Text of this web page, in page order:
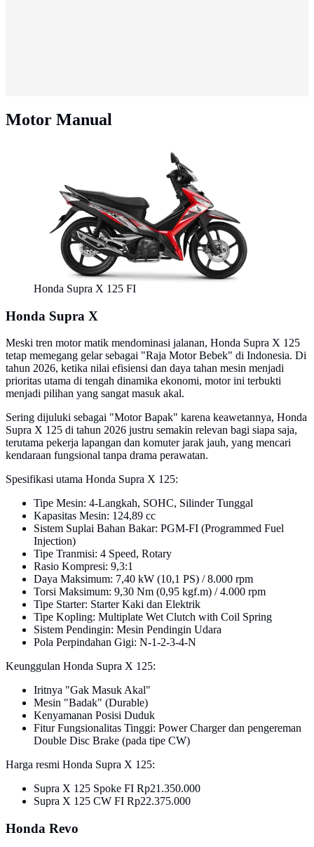
Motor Manual
Honda Supra X 125 FI
Honda Supra X
Meski tren motor matik mendominasi jalanan, Honda Supra X 125
tetap memegang gelar sebagai "Raja Motor Bebek" di Indonesia. Di
tahun 2026, ketika nilai efisiensi dan daya tahan mesin menjadi
prioritas utama di tengah dinamika ekonomi, motor ini terbukti
menjadi pilihan yang sangat masuk akal.
Sering dijuluki sebagai "Motor Bapak" karena keawetannya, Honda
Supra X 125 di tahun 2026 justru semakin relevan bagi siapa saja,
terutama pekerja lapangan dan komuter jarak jauh, yang mencari
kendaraan fungsional tanpa drama perawatan.
Spesifikasi utama Honda Supra X 125:
Tipe Mesin: 4-Langkah, SOHC, Silinder Tunggal
Kapasitas Mesin: 124,89 cc
Sistem Suplai Bahan Bakar: PGM-FI (Programmed Fuel
Injection)
Tipe Tranmisi: 4 Speed, Rotary
Rasio Kompresi: 9,3:1
Daya Maksimum: 7,40 kW (10,1 PS) / 8.000 rpm
Torsi Maksimum: 9,30 Nm (0,95 kgf.m) / 4.000 rpm
Tipe Starter: Starter Kaki dan Elektrik
Tipe Kopling: Multiplate Wet Clutch with Coil Spring
Sistem Pendingin: Mesin Pendingin Udara
Pola Perpindahan Gigi: N-1-2-3-4-N
Keunggulan Honda Supra X 125:
Iritnya "Gak Masuk Akal"
Mesin "Badak" (Durable)
Kenyamanan Posisi Duduk
Fitur Fungsionalitas Tinggi: Power Charger dan pengereman
Double Disc Brake (pada tipe CW)
Harga resmi Honda Supra X 125:
Supra X 125 Spoke FI Rp21.350.000
Supra X 125 CW FI Rp22.375.000
Honda Revo